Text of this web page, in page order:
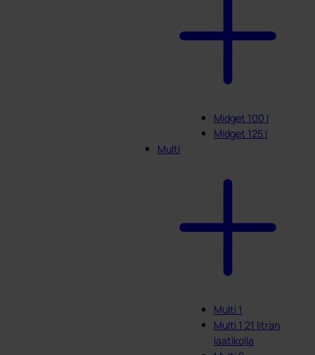
Midget 100 l
Midget 125 l
Multi
Multi 1
Multi 1 21 litran
laatikolla